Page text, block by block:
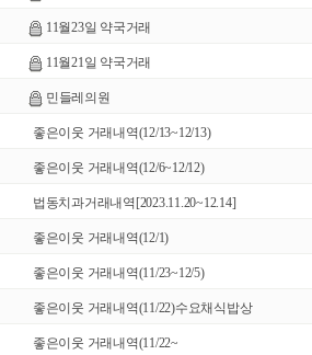
11월23일 약국거래
11월21일 약국거래
민들레의원
좋은이웃 거래내역(12/13~12/13)
좋은이웃 거래내역(12/6~12/12)
법동치과거래내역[2023.11.20~12.14]
좋은이웃 거래내역(12/1)
좋은이웃 거래내역(11/23~12/5)
좋은이웃 거래내역(11/22)수요채식밥상
좋은이웃 거래내역(11/22~